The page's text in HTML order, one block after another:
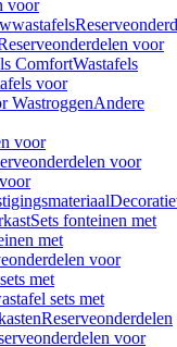
voor
voor
ComfortWastafels
voor
WastroggenAndere
voor
voor
Sets fonteinen met
met
voor
met
sets met
Reserveonderdelen
voor